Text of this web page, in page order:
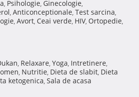
, Psihologie, Ginecologie,
, Anticonceptionale, Test sarcina,
, Avort, Ceai verde, HIV, Ortopedie,
, Relaxare, Yoga, Intretinere,
, Nutritie, Dieta de slabit, Dieta
ketogenica, Sala de acasa